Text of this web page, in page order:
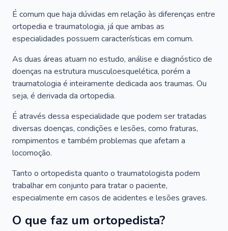
É comum que haja dúvidas em relação às diferenças entre
ortopedia e traumatologia, já que ambas as
especialidades possuem características em comum.
As duas áreas atuam no estudo, análise e diagnóstico de
doenças na estrutura musculoesquelética, porém a
traumatologia é inteiramente dedicada aos traumas. Ou
seja, é derivada da ortopedia.
É através dessa especialidade que podem ser tratadas
diversas doenças, condições e lesões, como fraturas,
rompimentos e também problemas que afetam a
locomoção.
Tanto o ortopedista quanto o traumatologista podem
trabalhar em conjunto para tratar o paciente,
especialmente em casos de acidentes e lesões graves.
O que faz um ortopedista?